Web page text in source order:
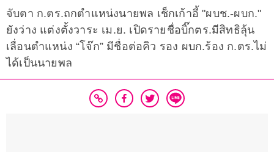
จับตา ก.ตร.ถกตำแหน่งนายพล เช็กเก้าอี้ "ผบช.-ผบก."
ยังว่าง แต่งตั้งวาระ เม.ย. เปิดรายชื่อบิ๊กตร.มีสิทธิลุ้น
เลื่อนตำแหน่ง “โจ๊ก” มีชื่อต่อคิว รอง ผบก.ร้อง ก.ตร.ไม่
ได้เป็นนายพล